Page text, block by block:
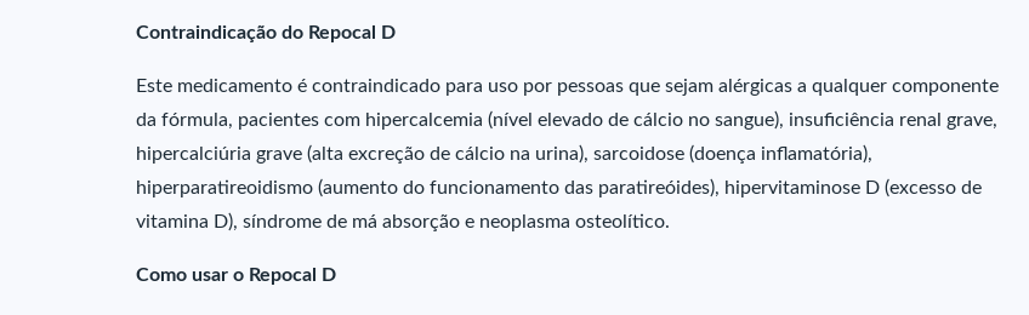
Contraindicação do Repocal D
Este medicamento é contraindicado para uso por pessoas que sejam alérgicas a qualquer componente
da fórmula, pacientes com hipercalcemia (nível elevado de cálcio no sangue), insuficiência renal grave,
hipercalciúria grave (alta excreção de cálcio na urina), sarcoidose (doença inflamatória),
hiperparatireoidismo (aumento do funcionamento das paratireóides), hipervitaminose D (excesso de
vitamina D), síndrome de má absorção e neoplasma osteolítico.
Como usar o Repocal D